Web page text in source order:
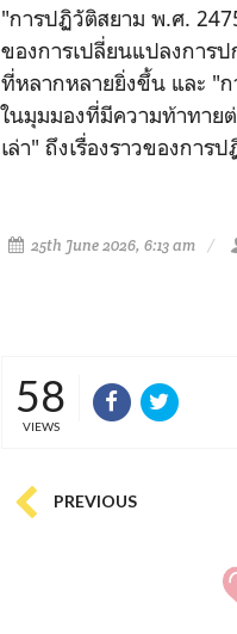
"การปฏิวัติสยาม พ.ศ.
ของการเปลี่ยนแปลงการ
ที่หลากหลายยิ่งขึ้น และ "
ในมุมมองที่มีความท้าทาย
เล่า" ถึงเรื่องราวของการ
25th June 2026, 6:13 am
58
VIEWS
PREVIOUS